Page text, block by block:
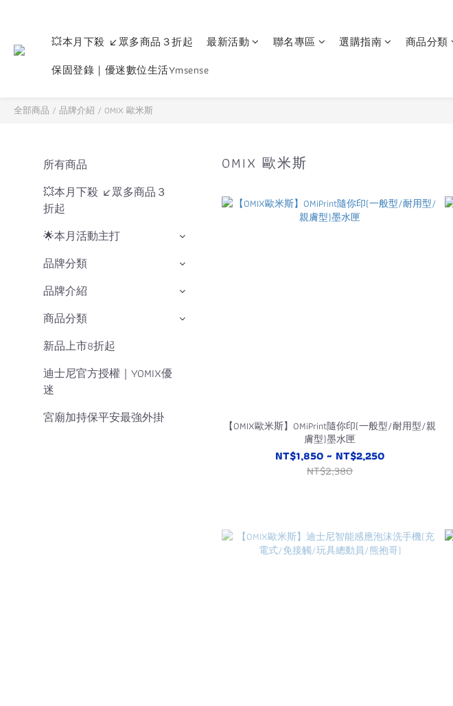
💥本月下殺 ↙眾多商品３折起 最新活動 聯名專區 選購指南 商品分類
保固登錄｜優迷數位生活Ymsense
全部商品 / 品牌介紹 / OMIX 歐米斯
所有商品
💥本月下殺 ↙眾多商品３
折起
🌟本月活動主打
品牌分類
品牌介紹
商品分類
新品上市8折起
迪士尼官方授權｜YOMIX優
迷
宮廟加持保平安最強外掛
OMIX 歐米斯
【OMIX歐米斯】OMiPrint隨你印(一般型/耐用型/親
膚型)墨水匣
NT$1,850 ~ NT$2,250
NT$2,380